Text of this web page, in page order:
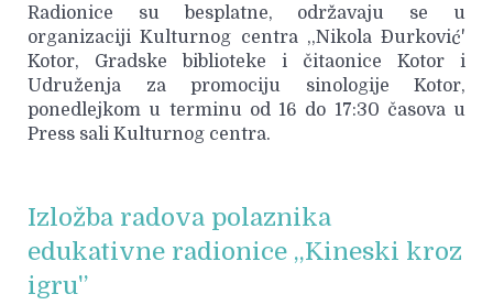
Radionice su besplatne, održavaju se u
organizaciji Kulturnog centra ,,Nikola Đurković'
Kotor, Gradske biblioteke i čitaonice Kotor i
Udruženja za promociju sinologije Kotor,
ponedlejkom u terminu od 16 do 17:30 časova u
Press sali Kulturnog centra.
Izložba radova polaznika
edukativne radionice ,,Kineski kroz
igru'’